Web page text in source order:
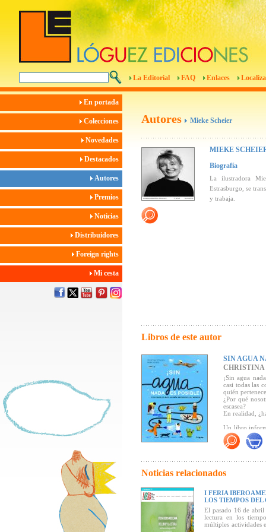
La Editorial FAQ Enlaces
En portada
Colecciones
Novedades
Destacados
Autores
Premios
Noticias
Distribuidores
Foreign rights
Mi cesta
Autores Mieke Scheier
MIEKE
Biografía
La ilustradora
Estrasburgo, se
y trabaja.
Libros de este autor
SIN AGUA
¡Sin agua
casi todas las
quién
¿Por qué
escasea?
En realidad,
Un libro
nuestra vida y
Libro
Seleccionado
"Esta obra es
de vida, por
educación,
Noticias relacionados
I FERIA
LOS TIEMPOS DEL
El pasado 16 de
lectura en los
múltiples actividades